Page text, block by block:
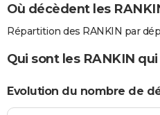
Où décèdent les
Répartition des RANKIN par
Qui sont les RANKIN
Evolution du nombre de